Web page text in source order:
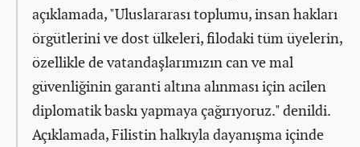
açıklamada, "Uluslararası toplumu, insan hakları
örgütlerini ve dost ülkeleri, filodaki tüm üyelerin,
özellikle de vatandaşlarımızın can ve mal
güvenliğinin garanti altına alınması için acilen
diplomatik baskı yapmaya çağırıyoruz." denildi.
Açıklamada, Filistin halkıyla dayanışma içinde